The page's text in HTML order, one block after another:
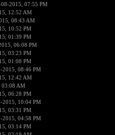
2015, 07:55 PM
12:52 AM
08:43 AM
10:52 PM
01:39 PM
06:08 PM
03:23 PM
01:08 PM
08:46 PM
12:42 AM
03:08 AM
06:28 PM
10:04 PM
03:31 PM
04:58 PM
03:14 PM